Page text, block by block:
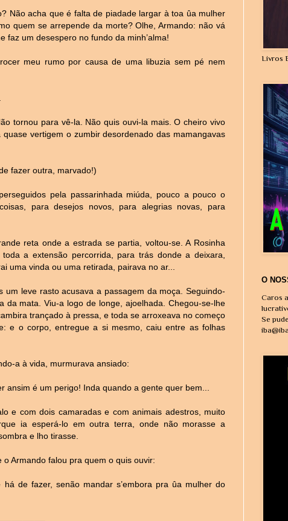
Não acha que é falta de piadade largar à toa ûa mulher
quem se arrepende da morte? Olhe, Armando: não vá
faz um desespero no fundo da minh’alma!
meu rumo por causa de uma libuzia sem pé nem
tornou para vê-la. Não quis ouvi-la mais. O cheiro vivo
vertigem o zumbir desordenado das mamangavas
fazer outra, marvado!)
pela passarinhada miúda, pouco a pouco o
para desejos novos, para alegrias novas, para
reta onde a estrada se partia, voltou-se. A Rosinha
a extensão percorrida, para trás donde a deixara,
uma vinda ou uma retirada, pairava no ar...
um leve rasto acusava a passagem da moça. Seguindo-
da mata. Viu-a logo de longe, ajoelhada. Chegou-se-lhe
trançado à pressa, e toda se arroxeava no começo
e o corpo, entregue a si mesmo, caiu entre as folhas
a à vida, murmurava ansiado:
é um perigo! Inda quando a gente quer bem...
e com dois camaradas e com animais adestros, muito
ia esperá-lo em outra terra, onde não morasse a
e lho tirasse.
Armando falou pra quem o quis ouvir:
de fazer, senão mandar s’embora pra ûa mulher do
Livros
O
Caros
Se